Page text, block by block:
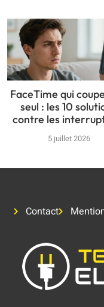
FaceTime qui
seul : les 10
contre les
5 juillet 2026
Contact